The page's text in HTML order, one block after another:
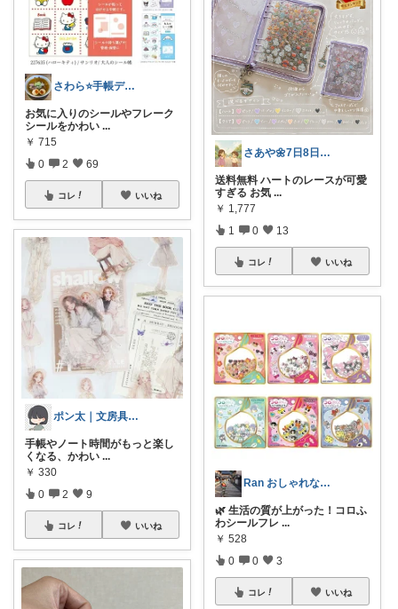
さわら⭐手帳デコと読書好き
お気に入りのシールやフレーク
シールをかわい ...
￥ 715
0 2 69
コレ いいね
ポン太｜文房具・雑貨
手帳やノート時間がもっと楽し
くなる、かわい ...
￥ 330
0 2 9
コレ いいね
さあや🌼7日8日有難うございます
送料無料 ハートのレースが可愛
すぎる お気 ...
￥ 1,777
1 0 13
コレ いいね
Ran おしゃれな暮らし
🌿 生活の質が上がった！コロふ
わシールフレ ...
￥ 528
0 0 3
コレ いいね